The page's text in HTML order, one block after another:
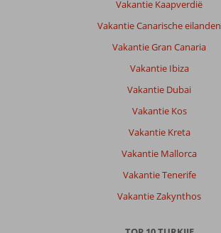
Vakantie Kaapverdië
Vakantie Canarische eilanden
Vakantie Gran Canaria
Vakantie Ibiza
Vakantie Dubai
Vakantie Kos
Vakantie Kreta
Vakantie Mallorca
Vakantie Tenerife
Vakantie Zakynthos